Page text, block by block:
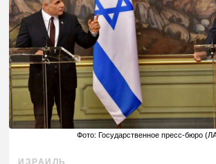
Фото: Государственное пресс-бюро